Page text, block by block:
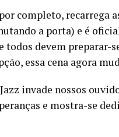
completo, recarrega
a porta) e é
todos devem preparar-
essa cena agora
invade nossos
e mostra-se